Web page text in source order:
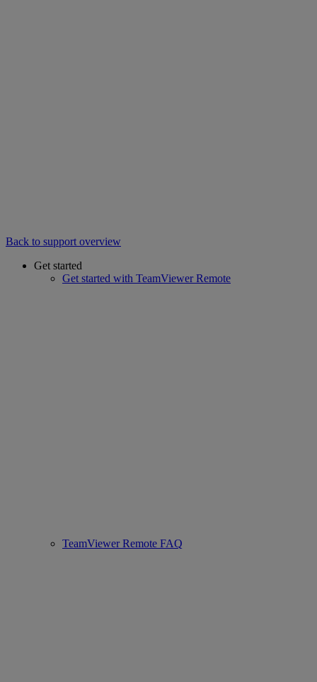
Back to support overview
Get started
Get started with TeamViewer Remote
TeamViewer Remote FAQ